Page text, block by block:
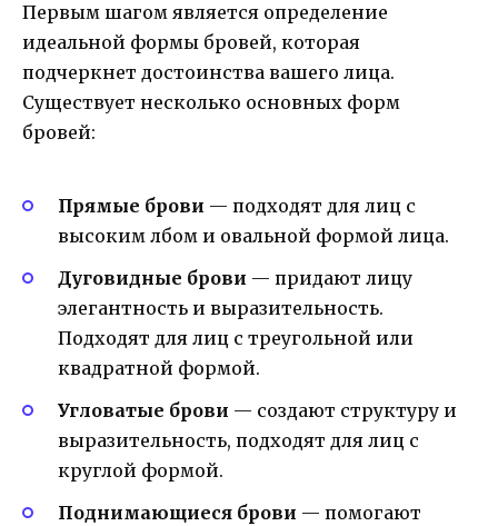
Первым шагом является определение
идеальной формы бровей, которая
подчеркнет достоинства вашего лица.
Существует несколько основных форм
бровей:
Прямые брови — подходят для лиц с
высоким лбом и овальной формой лица.
Дуговидные брови — придают лицу
элегантность и выразительность.
Подходят для лиц с треугольной или
квадратной формой.
Угловатые брови — создают структуру и
выразительность, подходят для лиц с
круглой формой.
Поднимающиеся брови — помогают